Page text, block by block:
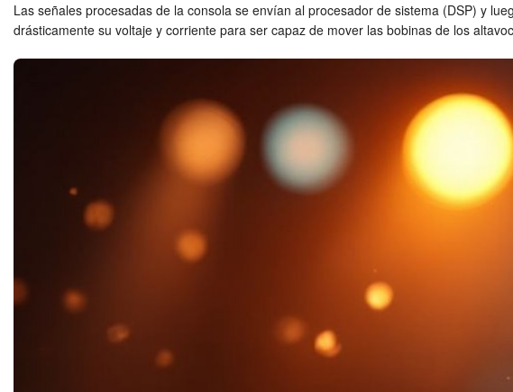
Las señales procesadas de la consola se envían al procesador de sistema (DSP) y
drásticamente su voltaje y corriente para ser capaz de mover las bobinas de los